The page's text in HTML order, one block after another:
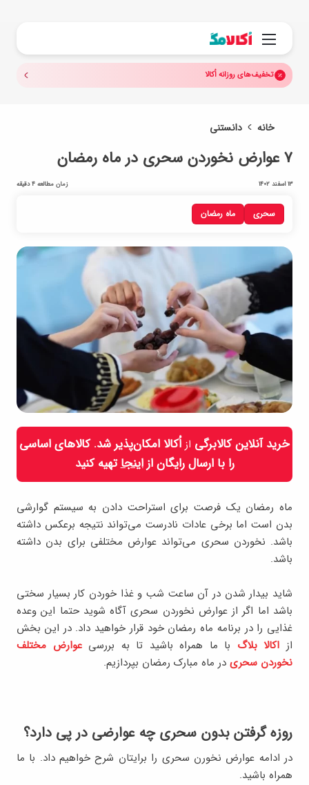
منو
تخفیف‌های روزانه اُکالا
خانه دانستنی
سحری ماه رمضان
۷ عوارض نخوردن سحری در ماه رمضان
13 اسفند 1402 زمان مطالعه 4 دقیقه
خرید آنلاین کالابرگی از اُکالا امکان‌پذیر شد. کالاهای اساسی
را با ارسال رایگان ازاینجاتهیه کنید
ماه رمضان یک فرصت برای استراحت دادن به سیستم گوارشی
بدن است اما برخی عادات نادرست می‌تواند نتیجه برعکس داشته
باشد. نخوردن سحری می‌تواند عوارض مختلفی برای بدن داشته
باشد.
شاید بیدار شدن در آن ساعت شب و غذا خوردن کار بسیار سختی
باشد اما اگر از عوارض نخوردن سحری آگاه شوید حتما این وعده
غذایی را در برنامه ماه رمضان خود قرار خواهید داد. در این بخش
از اکالا بلاگ با ما همراه باشید تا به بررسیعوارض مختلف
نخوردن سحری در ماه مبارک رمضان بپردازیم.
روزه گرفتن بدون سحری چه عوارضی در پی دارد؟
در ادامه عوارض نخورن سحری را برایتان شرح خواهیم داد. با ما
همراه باشید.